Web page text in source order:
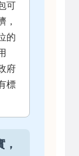
可
，
的
府
標